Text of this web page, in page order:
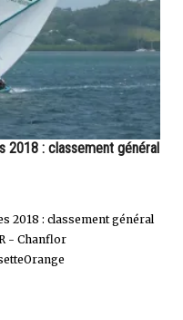
2018 : classement général
2018 : classement général
1.UFR - Chanflor
RosetteOrange